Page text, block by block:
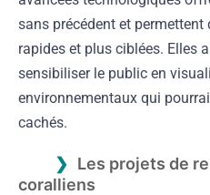
sans précédent et
rapides et plus ciblées. Elles
sensibiliser le public en
environnementaux qui
cachés.
Les projets de
coralliens